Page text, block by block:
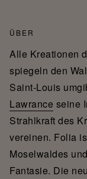
ÜBER
Alle Kreationen
spiegeln den
Saint-Louis
Lawrance seine
Strahlkraft des
vereinen. Folia
Moselwaldes
Fantasie. Die